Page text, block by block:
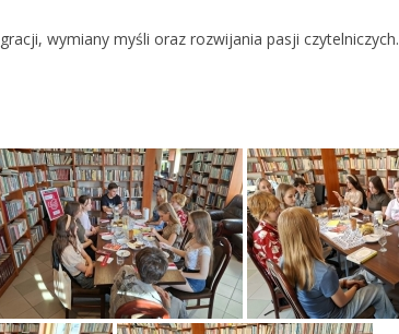
wymiany myśli oraz rozwijania pasji czytelniczych.